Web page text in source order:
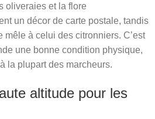
oliveraies et la flore
un décor de carte postale, tandis
mêle à celui des citronniers. C’est
une bonne condition physique,
la plupart des marcheurs.
altitude pour les